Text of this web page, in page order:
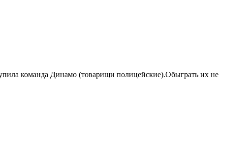
команда Динамо (товарищи полицейские).Обыграть их не